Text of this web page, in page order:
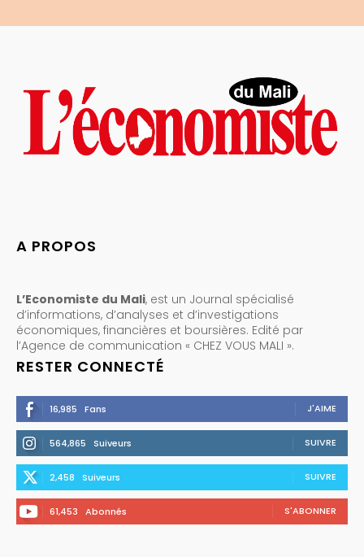
A PROPOS
L’Economiste du Mali, est un Journal spécialisé
d’informations, d’analyses et d’investigations
économiques, financières et boursières. Edité par
l’Agence de communication « CHEZ VOUS MALI ».
RESTER CONNECTÉ
16,985 Fans J'AIME
564,865 Suiveurs SUIVRE
2,458 Suiveurs SUIVRE
61,453 Abonnés S'ABONNER